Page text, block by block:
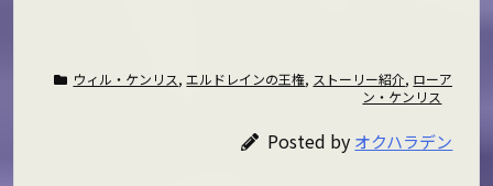
ウィル・ケンリス,エルドレインの王権, ストーリー紹介, ローア
ン・ケンリス
Posted by オクハラデン